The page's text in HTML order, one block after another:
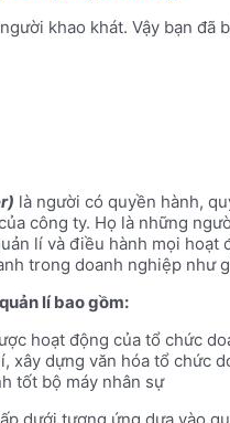
khao khát. Vậy bạn đã
là người có quyền hành,
công ty. Họ là những
lí và điều hành mọi hoạt
trong doanh nghiệp
lí bao gồm:
hoạt động của tổ chức
xây dựng văn hóa tổ chức
tốt bộ máy nhân sự
dưới tương ứng dựa vào